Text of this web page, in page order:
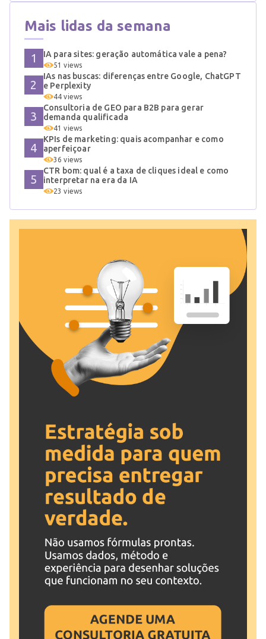
Mais lidas da semana
IA para sites: geração automática vale a pena?
51 views
IAs nas buscas: diferenças entre Google, ChatGPT
e Perplexity
44 views
Consultoria de GEO para B2B para gerar
demanda qualificada
41 views
KPIs de marketing: quais acompanhar e como
aperfeiçoar
36 views
CTR bom: qual é a taxa de cliques ideal e como
interpretar na era da IA
23 views